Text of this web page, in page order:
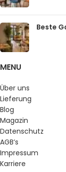
Beste
MENU
Über uns
Lieferung
Blog
Magazin
Datenschutz
AGB’s
Impressum
Karriere